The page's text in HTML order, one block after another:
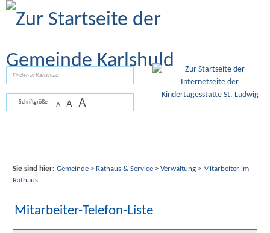
Zum Inhalt
Schriftgröße A A A
Sie sind hier: Gemeinde> Rathaus & Service> Verwaltung> Mitarbeiter im
Rathaus
Mitarbeiter-Telefon-Liste